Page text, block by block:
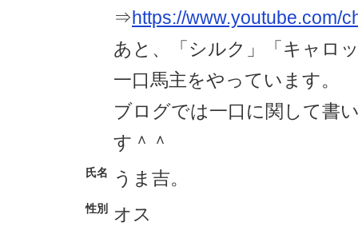
⇒https://www.youtube.com/
あと、「シルク」「キャロ
一口馬主をやっています。
ブログでは一口に関して書
す＾＾
氏名 うま吉。
性別 オス